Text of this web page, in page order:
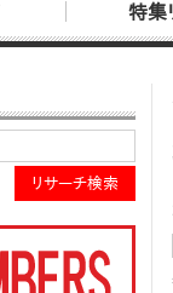
特集
リサーチ検索